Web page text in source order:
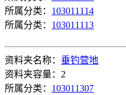
所属分类： 103011114
所属分类： 103011113
资料夹名称： 垂钓营地
资料夹容量：2
所属分类： 103011307